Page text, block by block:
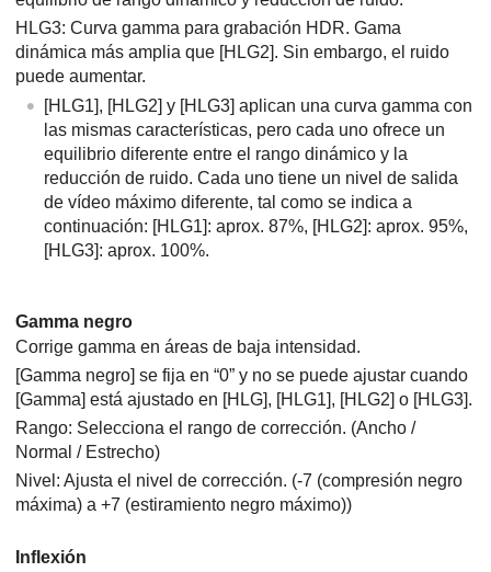
HLG3: Curva gamma para grabación HDR. Gama
dinámica más amplia que [HLG2]. Sin embargo, el ruido
puede aumentar.
[HLG1], [HLG2] y [HLG3] aplican una curva gamma con
las mismas características, pero cada uno ofrece un
equilibrio diferente entre el rango dinámico y la
reducción de ruido. Cada uno tiene un nivel de salida
de vídeo máximo diferente, tal como se indica a
continuación: [HLG1]: aprox. 87%, [HLG2]: aprox. 95%,
[HLG3]: aprox. 100%.
Gamma negro
Corrige gamma en áreas de baja intensidad.
[Gamma negro] se fija en “0” y no se puede ajustar cuando
[Gamma] está ajustado en [HLG], [HLG1], [HLG2] o [HLG3].
Rango: Selecciona el rango de corrección. (Ancho /
Normal / Estrecho)
Nivel: Ajusta el nivel de corrección. (-7 (compresión negro
máxima) a +7 (estiramiento negro máximo))
Inflexión